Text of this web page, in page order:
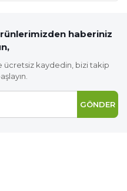
haberiniz
ücretsiz kaydedin, bizi takip
GÖNDER